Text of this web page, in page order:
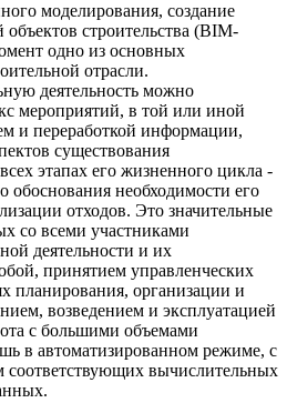
моделирования, создание
строительства (BIM-
одно из основных
отрасли.
деятельность можно
мероприятий, в той или иной
и переработкой информации,
существования
этапах его жизненного цикла -
обоснования необходимости его
отходов. Это значительные
со всеми участниками
деятельности и их
принятием управленческих
планирования, организации и
возведением и эксплуатацией
с большими объемами
в автоматизированном режиме, с
соответствующих вычислительных